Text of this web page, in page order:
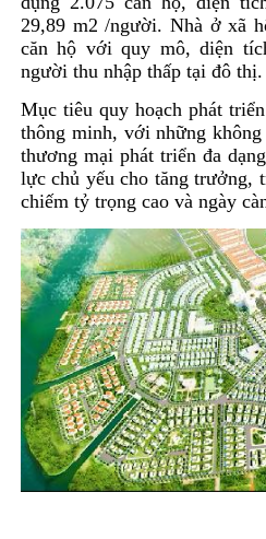
29,89 m2 /người. Nhà ở xã
căn hộ với quy mô, diện
người thu nhập thấp tại đô thị.
Mục tiêu quy hoạch phát
thông minh, với những
thương mại phát triển đa
lực chủ yếu cho tăng trưởng,
chiếm tỷ trọng cao và ngày